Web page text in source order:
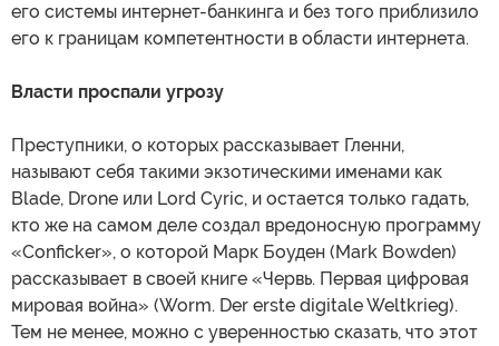
его системы интернет-банкинга и без того приблизило
его к границам компетентности в области интернета.
Власти проспали угрозу
Преступники, о которых рассказывает Гленни,
называют себя такими экзотическими именами как
Blade, Drone или Lord Cyric, и остается только гадать,
кто же на самом деле создал вредоносную программу
«Conficker», о которой Марк Боуден (Mark Bowden)
рассказывает в своей книге «Червь. Первая цифровая
мировая война» (Worm. Der erste digitale Weltkrieg).
Тем не менее, можно с уверенностью сказать, что этот